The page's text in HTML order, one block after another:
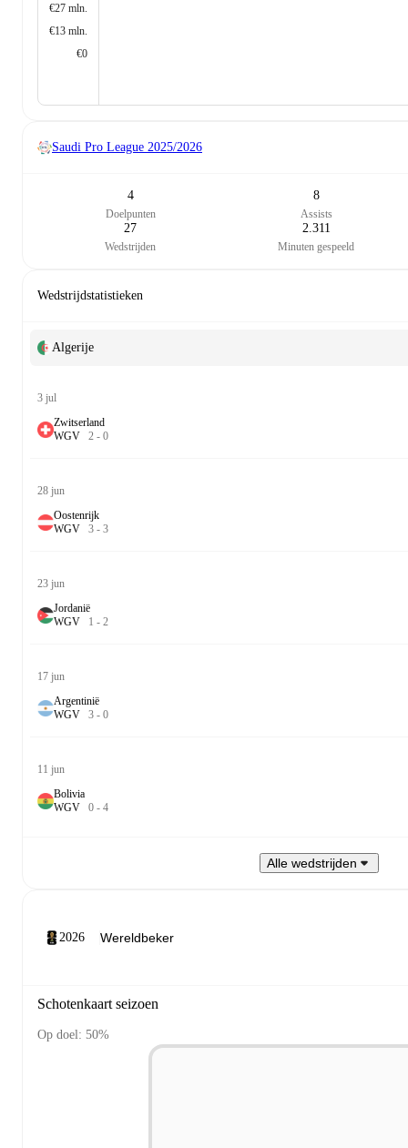
€27 mln.
€13 mln.
€0
Saudi Pro League 2025/2026
4
Doelpunten
8
Assists
27
Wedstrijden
2.311
Minuten gespeeld
Wedstrijdstatistieken
Algerije
3 jul
Zwitserland
WGV 2 - 0
28 jun
Oostenrijk
WGV 3 - 3
23 jun
Jordanië
WGV 1 - 2
17 jun
Argentinië
WGV 3 - 0
11 jun
Bolivia
WGV 0 - 4
Alle wedstrijden
2026
Schotenkaart seizoen
Op doel: 50%